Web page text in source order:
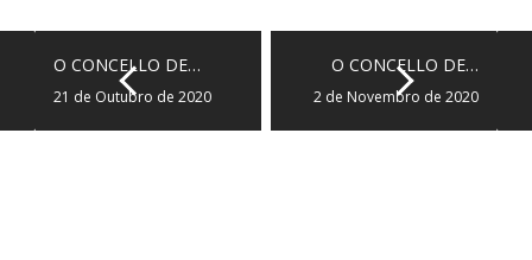
O CONCELLO DE…
21 de Outubro de 2020
O CONCELLO DE…
2 de Novembro de 2020